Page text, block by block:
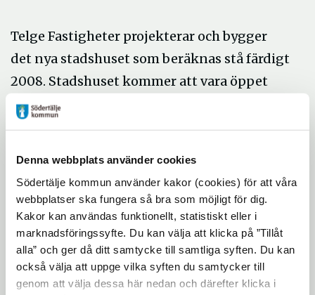
Denna webbplats använder cookies
Södertälje kommun använder kakor (cookies) för att våra
webbplatser ska fungera så bra som möjligt för dig.
Kakor kan användas funktionellt, statistiskt eller i
marknadsföringssyfte. Du kan välja att klicka på ”Tillåt
alla” och ger då ditt samtycke till samtliga syften. Du kan
också välja att uppge vilka syften du samtycker till
genom att välja dessa här nedan och därefter klicka i
Telge Fastigheter projekterar och bygger
det nya stadshuset som beräknas stå färdigt
2008. Stadshuset kommer att vara öppet
och levande med olika verksamheter både
dag- och kvällstid samt på helger. Här
en Stockholms största, att ligga
tillsammans med en ny restaurang. På
stadsscenen och i de kompletterande
konferenslokalerna kommer många olika
evenemang att kunna genomföras, allt från
filmvisningar till bolagsstämmor,